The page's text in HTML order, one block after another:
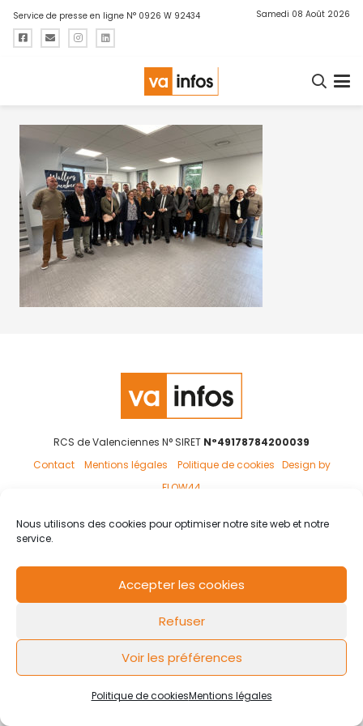
Nous utilisons des cookies pour optimiser notre site web et notre
service.
Accepter les cookies
Refuser
Voir les préférences
Politique de cookiesMentions légales
Service de presse en ligne N° 0926 W 92434 Samedi 08 Août 2026
RCS de Valenciennes N° SIRET N°49178784200039
Contact
Mentions légales Politique de cookies Design by
FLOW44